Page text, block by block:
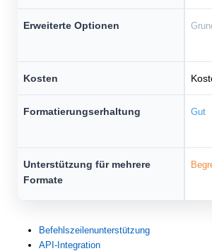
Erweiterte Optionen
Kosten
Formatierungserhaltung Gut
Unterstützung für mehrere
Formate
Befehlszeilenunterstützung
API-Integration